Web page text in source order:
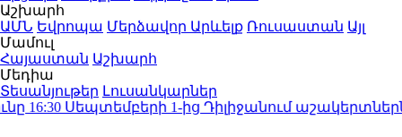
Աշխարհ
ԱՄՆ Եվրոպա Մերձավոր Արևելք Ռուսաստան Այլ
Մամուլ
Հայաստան Աշխարհ
Մեդիա
Տեսանյութեր Լուսանկարներ
16:30Սեպտեմբերի 1-ից Դիլիջանում աշակերտներն